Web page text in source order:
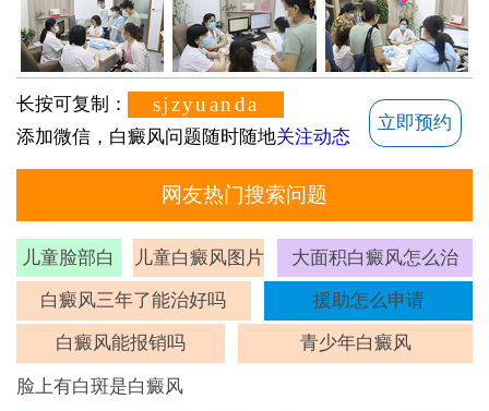
长按可复制： sjzyuanda
添加微信，白癜风问题随时随地关注动态
立即预约
网友热门搜索问题
儿童脸部白
斑
儿童白癜风图片 大面积白癜风怎么治
白癜风三年了能治好吗 援助怎么申请
白癜风能报销吗 青少年白癜风
脸上有白斑是白癜风